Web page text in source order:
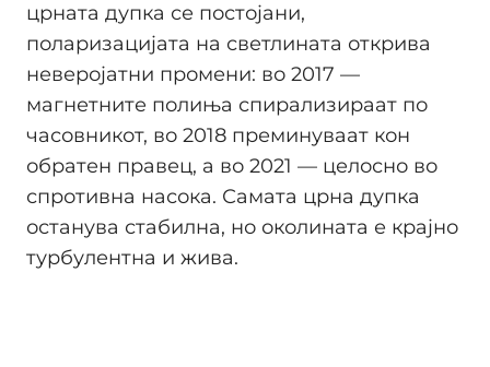
црната дупка се постојани,
поларизацијата на светлината открива
неверојатни промени: во 2017 —
магнетните полиња спирализираат по
часовникот, во 2018 преминуваат кон
обратен правец, а во 2021 — целосно во
спротивна насока. Самата црна дупка
останува стабилна, но околината е крајно
турбулентна и жива.